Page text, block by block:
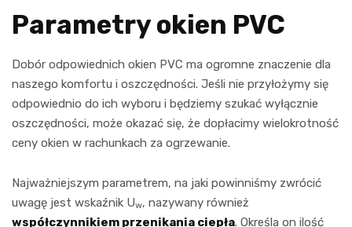
Parametry okien PVC
Dobór odpowiednich okien PVC ma ogromne znaczenie dla
naszego komfortu i oszczędności. Jeśli nie przyłożymy się
odpowiednio do ich wyboru i będziemy szukać wyłącznie
oszczędności, może okazać się, że dopłacimy wielokrotność
ceny okien w rachunkach za ogrzewanie.
Najważniejszym parametrem, na jaki powinniśmy zwrócić
uwagę jest wskaźnik Uw, nazywany również
współczynnikiem przenikania ciepła. Określa on ilość